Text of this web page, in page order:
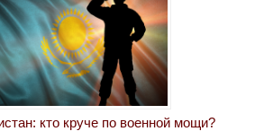
кто круче по военной мощи?